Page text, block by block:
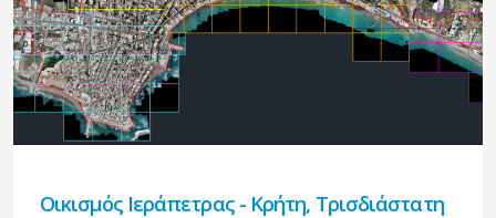
Οικισμός Ιεράπετρας - Κρήτη, Τρισδιάστατη